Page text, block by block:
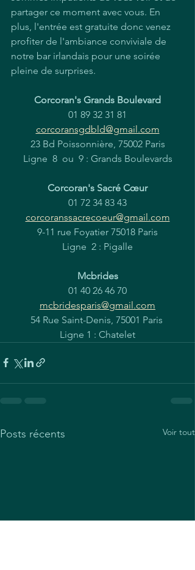
partager ce moment avec vous. En
plus, l'entrée est gratuite donc venez
profiter de l'ambiance conviviale de
notre bar irlandais pour une soirée
pleine de surprises.
Corcoran's Grands Boulevard
01 89 32 31 81
corcoransgdbld@gmail.com
23 Bd Poissonnière, 75002 Paris
Ligne  8  ou  9 : Grands Boulevards
Corcoran's Sacré Cœur
01 72 34 83 43
corcoranssacrecoeur@gmail.com
9-11 rue Foyatier 75018 Paris
Ligne  2 : Pigalle
Mcbrides
01 40 26 46 70
mcbridesparis@gmail.com
54 Rue Saint-Denis, 75001 Paris
Ligne 1 : Chatelet
Posts récents Voir tout